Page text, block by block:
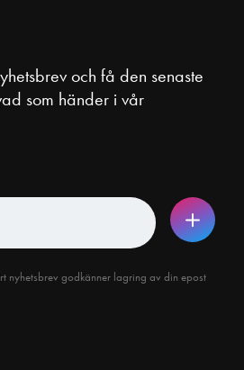
och få den senaste
som händer i vår
nyhetsbrev godkänner lagring av din epost